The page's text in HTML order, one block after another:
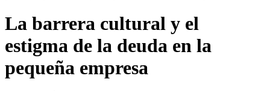
La barrera cultural y el
estigma de la deuda en la
pequeña empresa